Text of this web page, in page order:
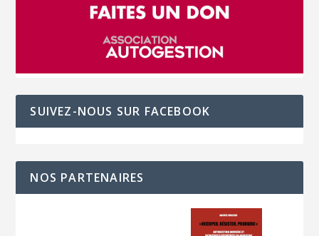
SUIVEZ-NOUS SUR FACEBOOK
NOS PARTENAIRES